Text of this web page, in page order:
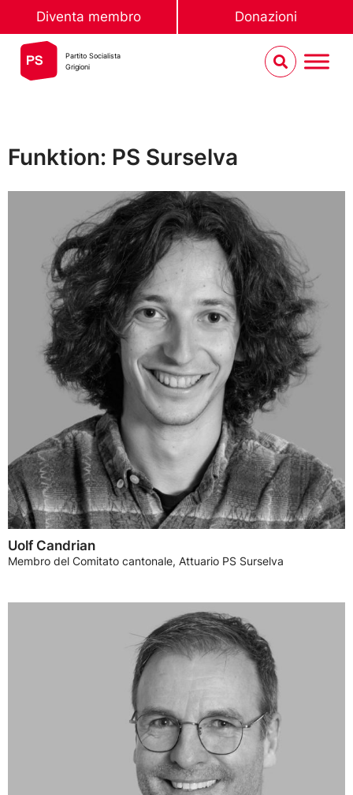
Diventa membro Donazioni
Partito Socialista
Grigioni
Funktion: PS Surselva
Uolf Candrian
Membro del Comitato cantonale, Attuario PS Surselva